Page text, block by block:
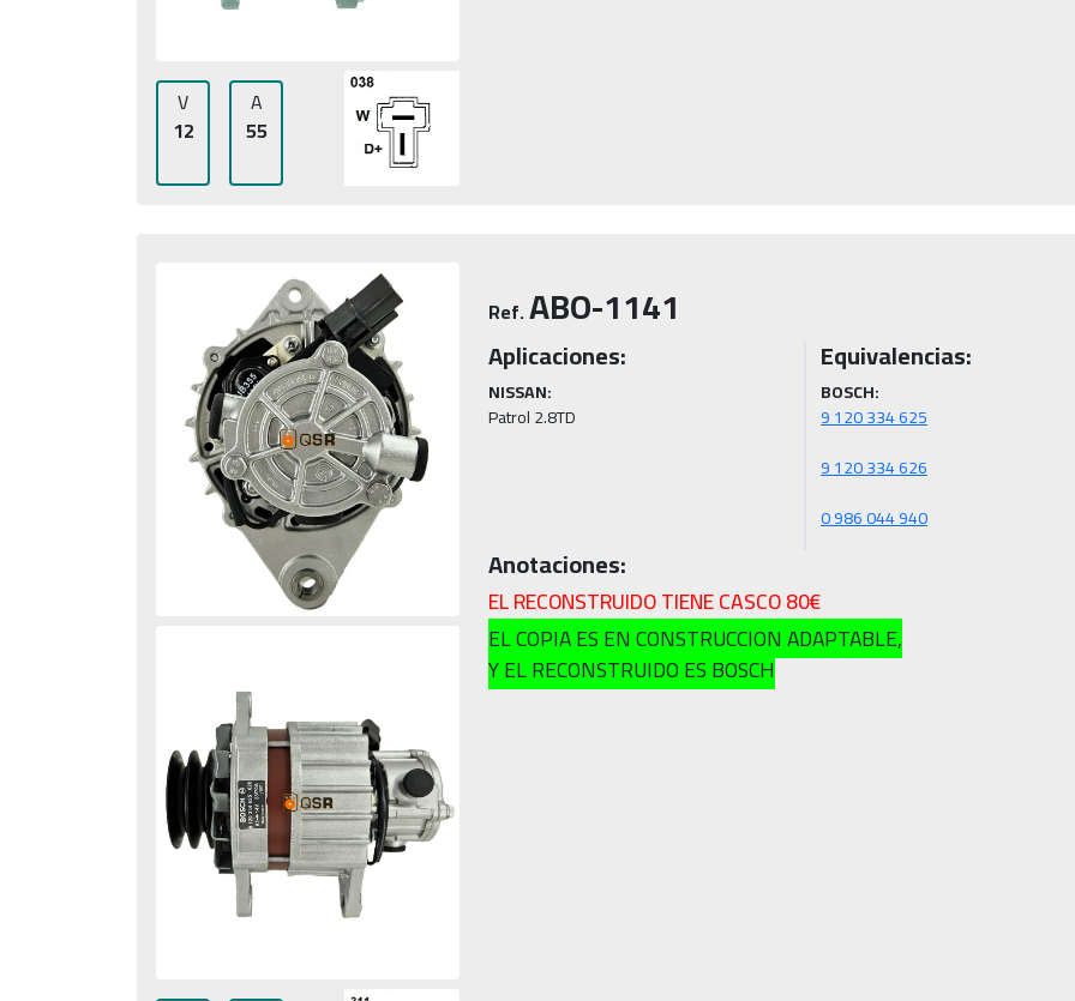
V
12
A
55
Ref.ABO-1141
Aplicaciones:
NISSAN:
Patrol 2.8TD
Equivalencias:
BOSCH:
9 120 334 625
9 120 334 626
0 986 044 940
Anotaciones:
EL RECONSTRUIDO TIENE CASCO 80€
EL COPIA ES EN CONSTRUCCION ADAPTABLE,
Y EL RECONSTRUIDO ES BOSCH